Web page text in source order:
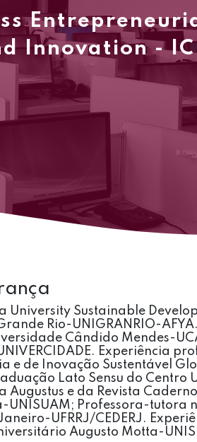
Innovation -
University Sustainable
Rio-UNIGRANRIO-
Cândido Mendes-
Experiência
e de Inovação Sustentável
Lato Sensu do Centro
Augustus e da Revista
Professora-tutora
UFRRJ/CEDERJ.
Augusto Motta-